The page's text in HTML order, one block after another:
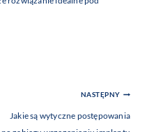
NASTĘPNY
Jakie są wytyczne postępowania